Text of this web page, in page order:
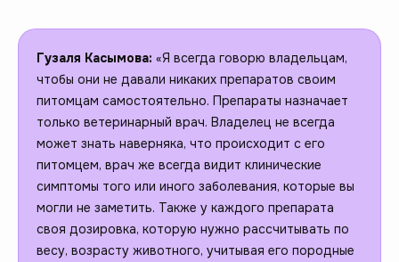
Гузаля Касымова: «Я всегда говорю владельцам,
чтобы они не давали никаких препаратов своим
питомцам самостоятельно. Препараты назначает
только ветеринарный врач. Владелец не всегда
может знать наверняка, что происходит с его
питомцем, врач же всегда видит клинические
симптомы того или иного заболевания, которые вы
могли не заметить. Также у каждого препарата
своя дозировка, которую нужно рассчитывать по
весу, возрасту животного, учитывая его породные